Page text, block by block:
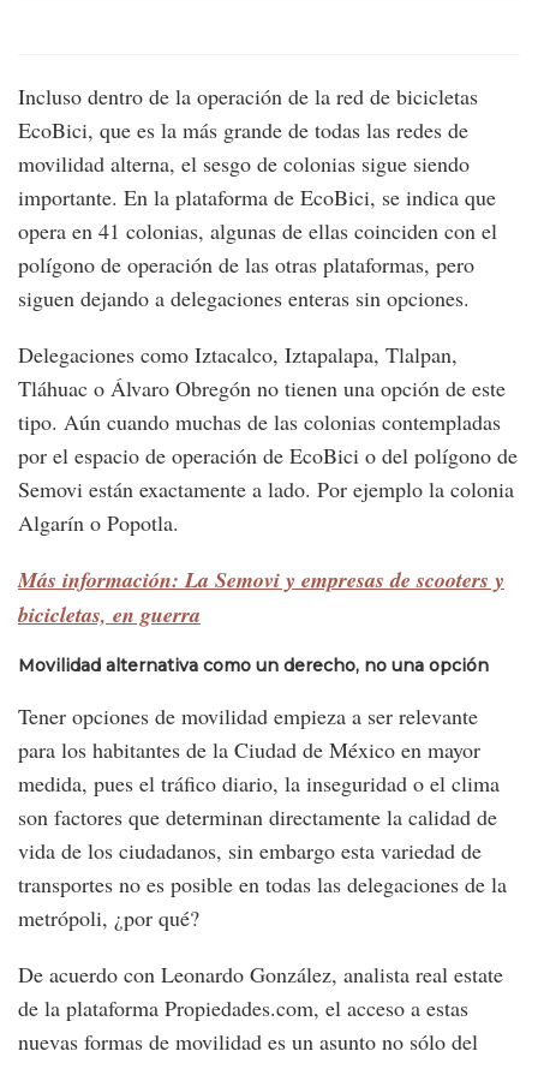
Incluso dentro de la operación de la red de bicicletas
EcoBici, que es la más grande de todas las redes de
movilidad alterna, el sesgo de colonias sigue siendo
importante. En la plataforma de EcoBici, se indica que
opera en 41 colonias, algunas de ellas coinciden con el
polígono de operación de las otras plataformas, pero
siguen dejando a delegaciones enteras sin opciones.
Delegaciones como Iztacalco, Iztapalapa, Tlalpan,
Tláhuac o Álvaro Obregón no tienen una opción de este
tipo. Aún cuando muchas de las colonias contempladas
por el espacio de operación de EcoBici o del polígono de
Semovi están exactamente a lado. Por ejemplo la colonia
Algarín o Popotla.
Más información: La Semovi y empresas de scooters y
bicicletas, en guerra
Movilidad alternativa como un derecho, no una opción
Tener opciones de movilidad empieza a ser relevante
para los habitantes de la Ciudad de México en mayor
medida, pues el tráfico diario, la inseguridad o el clima
son factores que determinan directamente la calidad de
vida de los ciudadanos, sin embargo esta variedad de
transportes no es posible en todas las delegaciones de la
metrópoli, ¿por qué?
De acuerdo con Leonardo González, analista real estate
de la plataforma Propiedades.com, el acceso a estas
nuevas formas de movilidad es un asunto no sólo del